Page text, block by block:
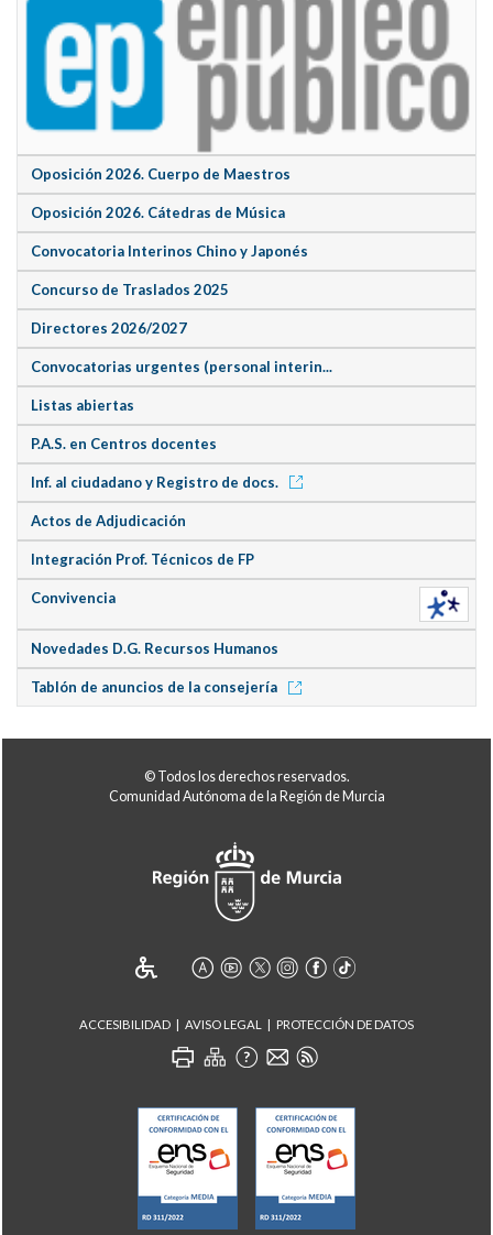
Oposición 2026. Cuerpo de Maestros
Oposición 2026. Cátedras de Música
Convocatoria Interinos Chino y Japonés
Concurso de Traslados 2025
Directores 2026/2027
Convocatorias urgentes (personal interin...
Listas abiertas
P.A.S. en Centros docentes
Inf. al ciudadano y Registro de docs.
Actos de Adjudicación
Integración Prof. Técnicos de FP
Convivencia
Novedades D.G. Recursos Humanos
Tablón de anuncios de la consejería
© Todos los derechos reservados.
Comunidad Autónoma de la Región de Murcia
ACCESIBILIDAD AVISO LEGAL PROTECCIÓN DE DATOS